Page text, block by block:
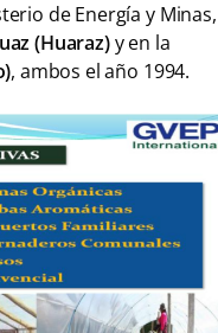
de Energía y Minas,
(Huaraz)y en la
, ambos el año 1994.